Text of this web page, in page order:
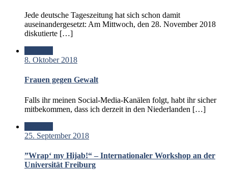
Jede deutsche Tageszeitung hat sich schon damit
auseinandergesetzt: Am Mittwoch, den 28. November 2018
diskutierte […]
8. Oktober 2018
Frauen gegen Gewalt
Falls ihr meinen Social-Media-Kanälen folgt, habt ihr sicher
mitbekommen, dass ich derzeit in den Niederlanden […]
25. September 2018
”Wrap‘ my Hijab!“ – Internationaler Workshop an der
Universität Freiburg